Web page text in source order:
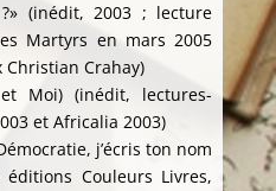
(inédit, 2003 ; lecture
Martyrs en mars 2005
Christian Crahay)
Moi) (inédit, lectures-
et Africalia 2003)
j’écris ton nom
Couleurs Livres,